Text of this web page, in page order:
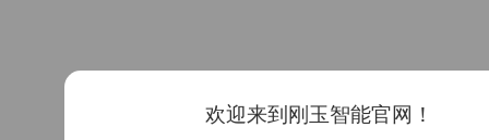
欢迎来到刚玉智能官网！